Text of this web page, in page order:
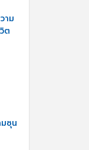
าม
ต
ซุน